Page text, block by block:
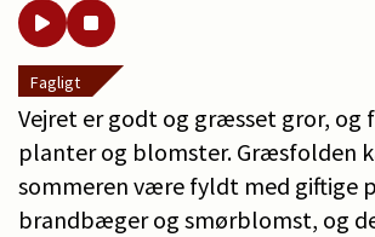
Fagligt
Vejret er godt og græsset gror, og
planter og blomster. Græsfolden
sommeren være fyldt med giftige
brandbæger og smørblomst, og